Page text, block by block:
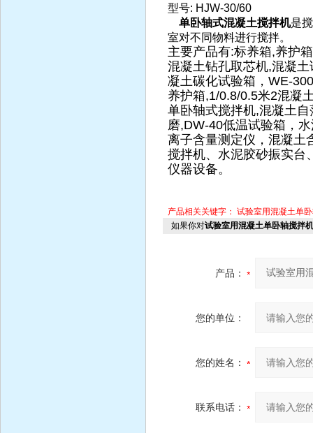
型号: HJW-30/60
单卧轴式混凝土搅拌机是
室对不同物料进行搅拌。
主要产品有:标养箱,养护
混凝土钻孔取芯机,混凝
凝土碳化试验箱，WE-
养护箱,1/0.8/0.5米2混凝
单卧轴式搅拌机,混凝土
磨,DW-40低温试验箱，
离子含量测定仪，混凝土
搅拌机、水泥胶砂振实台
仪器设备。
产品相关关键字： 试验室用混凝土单
如果你对试验室用混凝土单卧轴搅拌机
产品：
您的单位：
您的姓名：
联系电话：